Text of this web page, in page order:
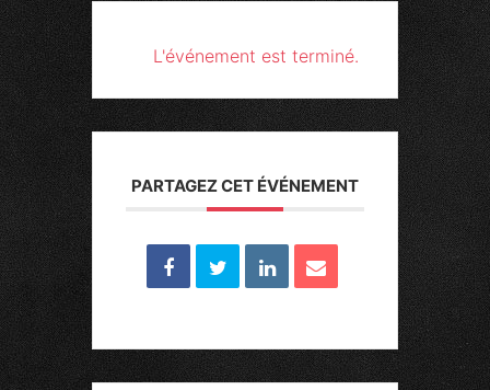
L'événement est terminé.
PARTAGEZ CET ÉVÉNEMENT